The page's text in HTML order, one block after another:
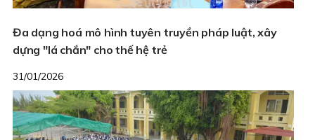
Đa dạng hoá mô hình tuyên truyền pháp luật, xây
dựng "lá chắn" cho thế hệ trẻ
31/01/2026